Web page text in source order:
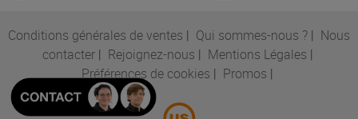
Conditions générales de ventes | Qui sommes-nous ? | Nous
contacter| Rejoignez-nous | Mentions Légales |
Préférences de cookies | Promos |